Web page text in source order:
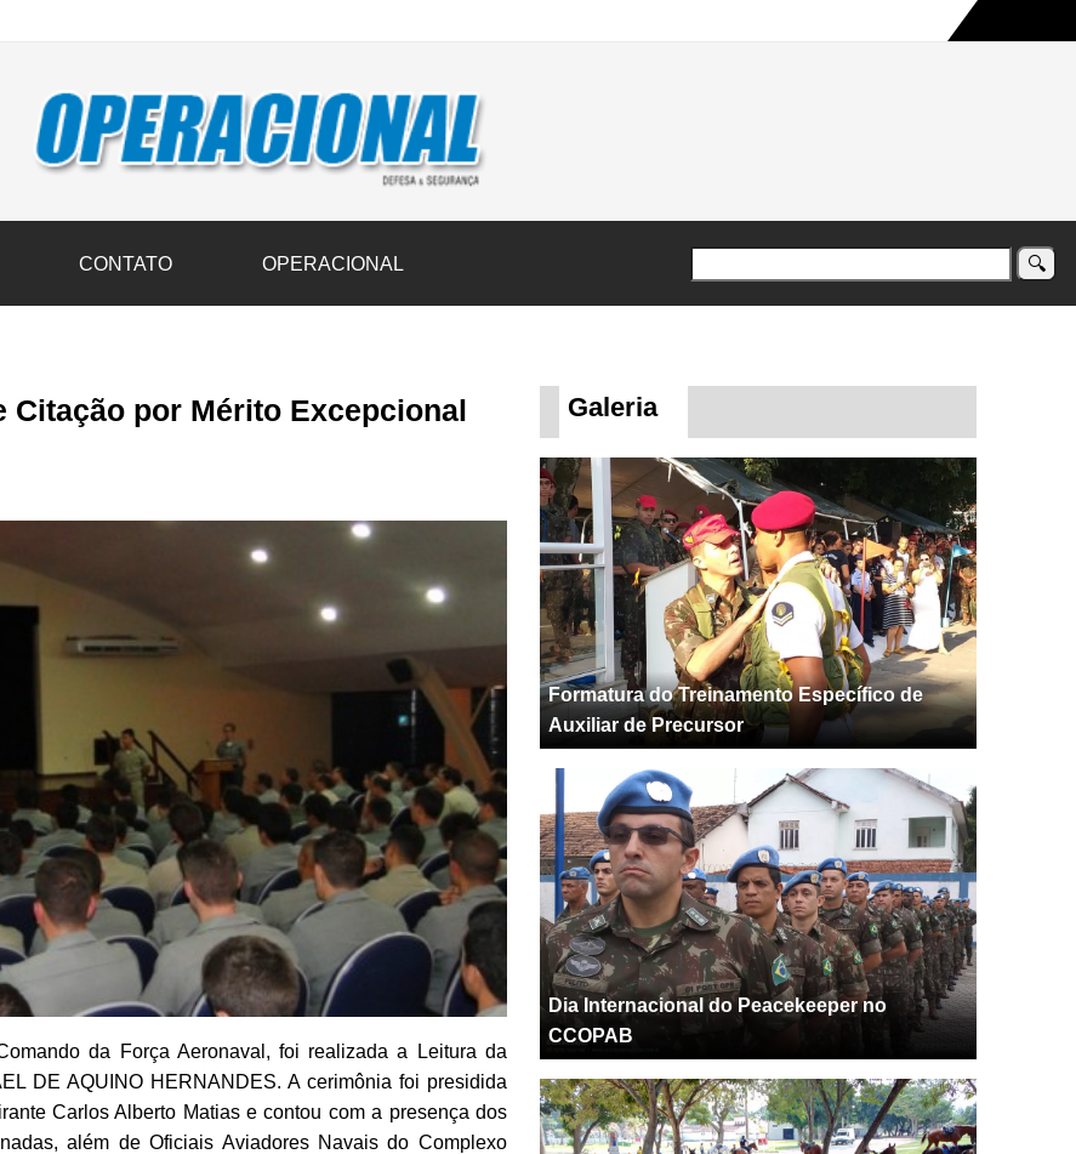
transportam 3,6 mil toneladas de donativos ao Rio Grande do Sul na maior campanha humanitária já registrada no país
CONTATO OPERACIONAL
Citação por Mérito Excepcional
da Força Aeronaval, foi realizada a Leitura da
DE AQUINO HERNANDES. A cerimônia foi presidida
Carlos Alberto Matias e contou com a presença dos
além de Oficiais Aviadores Navais do Complexo
Galeria
Formatura do Treinamento Específico de
Auxiliar de Precursor
Dia Internacional do Peacekeeper no
CCOPAB